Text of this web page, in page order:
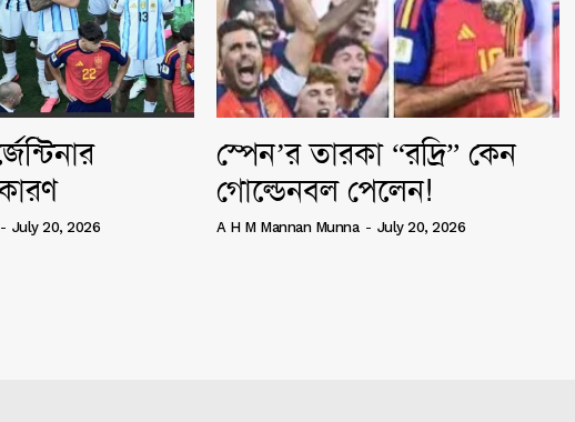
- July 20, 2026
স্পেন’র তারকা “রদ্রি” কেন
গোল্ডেনবল পেলেন!
A H M Mannan Munna - July 20, 2026